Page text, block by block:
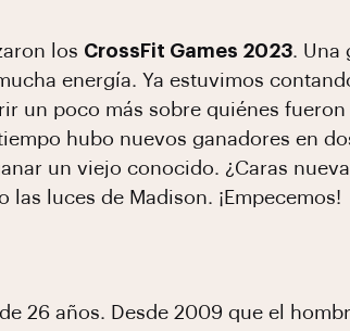
los CrossFit Games 2023. Una
energía. Ya estuvimos
un poco más sobre quiénes fueron
hubo nuevos ganadores en
un viejo conocido. ¿Caras
luces de Madison. ¡Empecemos!
26 años. Desde 2009 que el